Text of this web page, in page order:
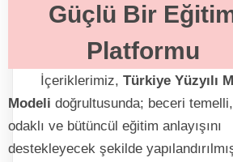
Güçlü Bir
Platformu
İçeriklerimiz, Türkiye Yüzyılı
Modeli doğrultusunda; beceri
odaklı ve bütüncül eğitim anlayışını
destekleyecek şekilde